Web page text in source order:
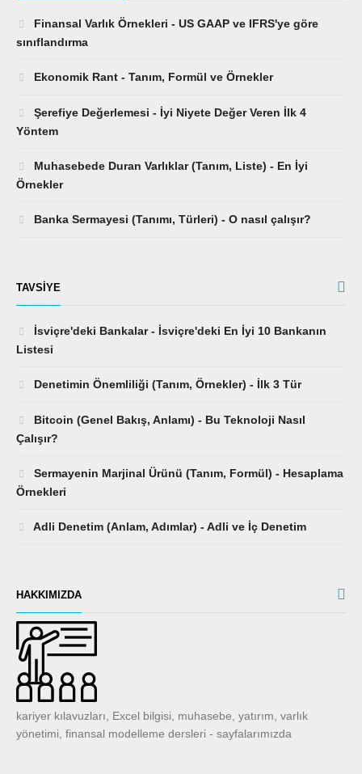
Finansal Varlık Örnekleri - US GAAP ve IFRS'ye göre
sınıflandırma
Ekonomik Rant - Tanım, Formül ve Örnekler
Şerefiye Değerlemesi - İyi Niyete Değer Veren İlk 4
Yöntem
Muhasebede Duran Varlıklar (Tanım, Liste) - En İyi
Örnekler
Banka Sermayesi (Tanımı, Türleri) - O nasıl çalışır?
TAVSIYE
İsviçre'deki Bankalar - İsviçre'deki En İyi 10 Bankanın
Listesi
Denetimin Önemliliği (Tanım, Örnekler) - İlk 3 Tür
Bitcoin (Genel Bakış, Anlamı) - Bu Teknoloji Nasıl
Çalışır?
Sermayenin Marjinal Ürünü (Tanım, Formül) - Hesaplama
Örnekleri
Adli Denetim (Anlam, Adımlar) - Adli ve İç Denetim
HAKKIMIZDA
kariyer kılavuzları, Excel bilgisi, muhasebe, yatırım, varlık
yönetimi, finansal modelleme dersleri - sayfalarımızda